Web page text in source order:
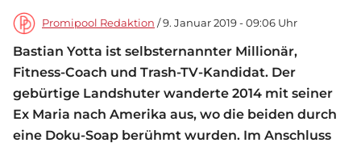
Promipool Redaktion / 9. Januar 2019 - 09:06 Uhr
Bastian Yotta ist selbsternannter Millionär,
Fitness-Coach und Trash-TV-Kandidat. Der
gebürtige Landshuter wanderte 2014 mit seiner
Ex Maria nach Amerika aus, wo die beiden durch
eine Doku-Soap berühmt wurden. Im Anschluss